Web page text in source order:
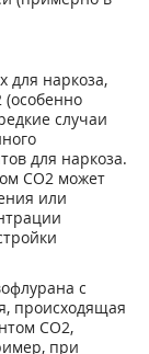
для наркоза,
(особенно
случаи
для наркоза.
СО2 может
или
с
происходящая
СО2,
при